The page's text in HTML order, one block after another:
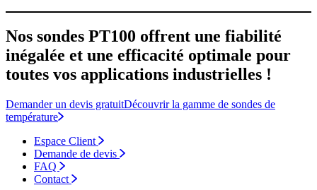
Nos sondes PT100 offrent une fiabilité
inégalée et une efficacité optimale pour
toutes vos applications industrielles !
Demander un devis gratuitDécouvrir la gamme de sondes de
température
Espace Client
Demande de devis
FAQ
Contact